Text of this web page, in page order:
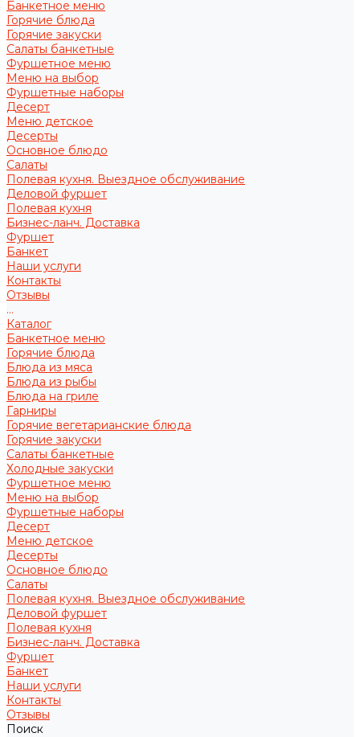
Банкетное меню
Горячие блюда
Горячие закуски
Салаты банкетные
Фуршетное меню
Меню на выбор
Фуршетные наборы
Десерт
Меню детское
Десерты
Основное блюдо
Салаты
Полевая кухня. Выездное обслуживание
Деловой фуршет
Полевая кухня
Бизнес-ланч. Доставка
Фуршет
Банкет
Наши услуги
Контакты
Отзывы
...
Каталог
Банкетное меню
Горячие блюда
Блюда из мяса
Блюда из рыбы
Блюда на гриле
Гарниры
Горячие вегетарианские блюда
Горячие закуски
Салаты банкетные
Холодные закуски
Фуршетное меню
Меню на выбор
Фуршетные наборы
Десерт
Меню детское
Десерты
Основное блюдо
Салаты
Полевая кухня. Выездное обслуживание
Деловой фуршет
Полевая кухня
Бизнес-ланч. Доставка
Фуршет
Банкет
Наши услуги
Контакты
Отзывы
Поиск